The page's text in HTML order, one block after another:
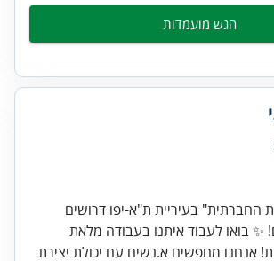
הגש מועמדות
החברתית" בעיריית ת"א-יפו דרושים
✨ בואו לעבוד איתנו בעבודה מלאת
אנחנו מחפשים א.נשים עם יכולת יצירת